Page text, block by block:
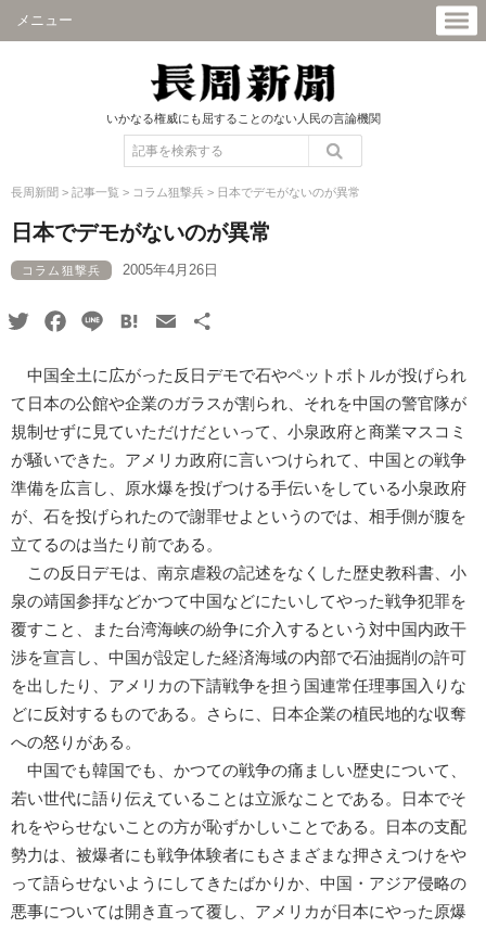
メニュー
いかなる権威にも屈することのない人民の言論機関
長周新聞 > 記事一覧 > コラム狙撃兵 > 日本でデモがないのが異常
日本でデモがないのが異常
コラム狙撃兵 2005年4月26日
TwitterFacebook
Line HatenaEmail
中国全土に広がった反日デモで石やペットボトルが投げられ
て日本の公館や企業のガラスが割られ、それを中国の警官隊が
規制せずに見ていただけだといって、小泉政府と商業マスコミ
が騒いできた。アメリカ政府に言いつけられて、中国との戦争
準備を広言し、原水爆を投げつける手伝いをしている小泉政府
が、石を投げられたので謝罪せよというのでは、相手側が腹を
立てるのは当たり前である。
この反日デモは、南京虐殺の記述をなくした歴史教科書、小
泉の靖国参拝などかつて中国などにたいしてやった戦争犯罪を
覆すこと、また台湾海峡の紛争に介入するという対中国内政干
渉を宣言し、中国が設定した経済海域の内部で石油掘削の許可
を出したり、アメリカの下請戦争を担う国連常任理事国入りな
どに反対するものである。さらに、日本企業の植民地的な収奪
への怒りがある。
中国でも韓国でも、かつての戦争の痛ましい歴史について、
若い世代に語り伝えていることは立派なことである。日本でそ
れをやらせないことの方が恥ずかしいことである。日本の支配
勢力は、被爆者にも戦争体験者にもさまざまな押さえつけをや
って語らせないようにしてきたばかりか、中国・アジア侵略の
悪事については開き直って覆し、アメリカが日本にやった原爆